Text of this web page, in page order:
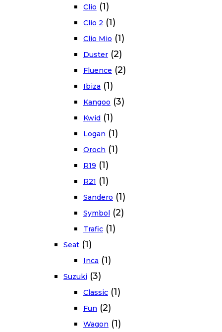
Clio (1)
Clio 2 (1)
Clio Mio (1)
Duster (2)
Fluence (2)
Ibiza (1)
Kangoo (3)
Kwid (1)
Logan (1)
Oroch (1)
R19 (1)
R21 (1)
Sandero (1)
Symbol (2)
Trafic (1)
Seat (1)
Inca (1)
Suzuki (3)
Classic (1)
Fun (2)
Wagon (1)